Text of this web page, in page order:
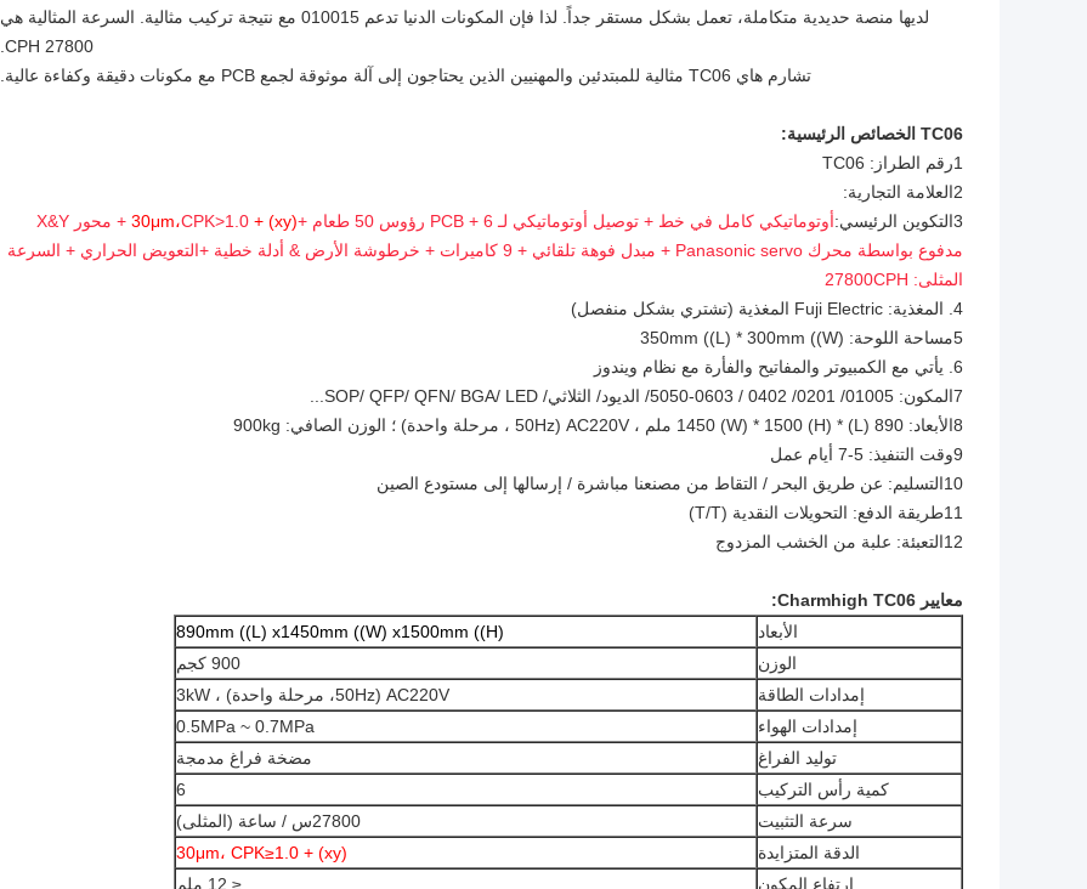
لديها منصة حديدية متكاملة، تعمل بشكل مستقر جداً. لذا فإن المكونات الدنيا تدعم 010015 مع نتيجة تركيب مثالية. السرعة المثالية هي
27800 CPH.
تشارم هاي TC06 مثالية للمبتدئين والمهنيين الذين يحتاجون إلى آلة موثوقة لجمع PCB مع مكونات دقيقة وكفاءة عالية.
TC06 الخصائص الرئيسية:
1رقم الطراز: TC06
2العلامة التجارية:
3التكوين الرئيسي:
أوتوماتيكي كامل في خط + توصيل أوتوماتيكي لـ PCB + 6 رؤوس 50 طعام + (xy) + 30μm،
CPK>1.0 + محور X&Y
مدفوع بواسطة محرك Panasonic servo + مبدل فوهة تلقائي + 9 كاميرات + خرطوشة الأرض & أدلة خطية +
التعويض الحراري + السرعة
المثلى: 27800CPH
4. المغذية: Fuji Electric المغذية (تشتري بشكل منفصل)
5مساحة اللوحة: 350mm ((L) * 300mm ((W)
6. يأتي مع الكمبيوتر والمفاتيح والفأرة مع نظام ويندوز
7المكون: 01005/ 0201/ 0402 / 0603-5050/ الديود/ الثلاثي/ SOP/ QFP/ QFN/ BGA/ LED...
8الأبعاد: 890 (L) * 1450 (W) * 1500 (H) ملم ، AC220V (50Hz ، مرحلة واحدة) ؛ الوزن الصافي: 900kg
9وقت التنفيذ: 5-7 أيام عمل
10التسليم: عن طريق البحر / التقاط من مصنعنا مباشرة / إرسالها إلى مستودع الصين
11طريقة الدفع: التحويلات النقدية (T/T)
12التعبئة: علبة من الخشب المزدوج
معايير Charmhigh TC06:
الأبعاد
890mm ((L) x1450mm ((W) x1500mm ((H)
الوزن
900 كجم
إمدادات الطاقة
AC220V (50Hz، مرحلة واحدة) ، 3kW
إمدادات الهواء
0.5MPa ~ 0.7MPa
توليد الفراغ
مضخة فراغ مدمجة
كمية رأس التركيب
6
سرعة التثبيت
27800س / ساعة (المثلى)
الدقة المتزايدة
(xy) + 30μm، CPK≥1.0
ارتفاع المكون
≤ 12 ملم